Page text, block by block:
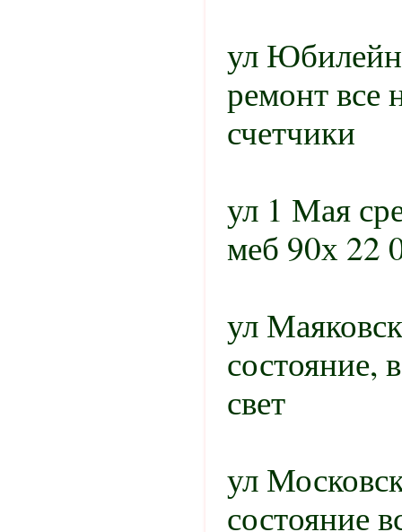
ул
ремонт все
счетчики
ул 1 Мая
меб 90х 22
ул
состояние,
свет
ул
состояние